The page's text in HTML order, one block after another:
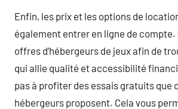
Enfin, les prix et les options de
également entrer en ligne de compte.
offres d’hébergeurs de jeux afin de
qui allie qualité et accessibilité
pas à profiter des essais gratuits que
hébergeurs proposent. Cela vous